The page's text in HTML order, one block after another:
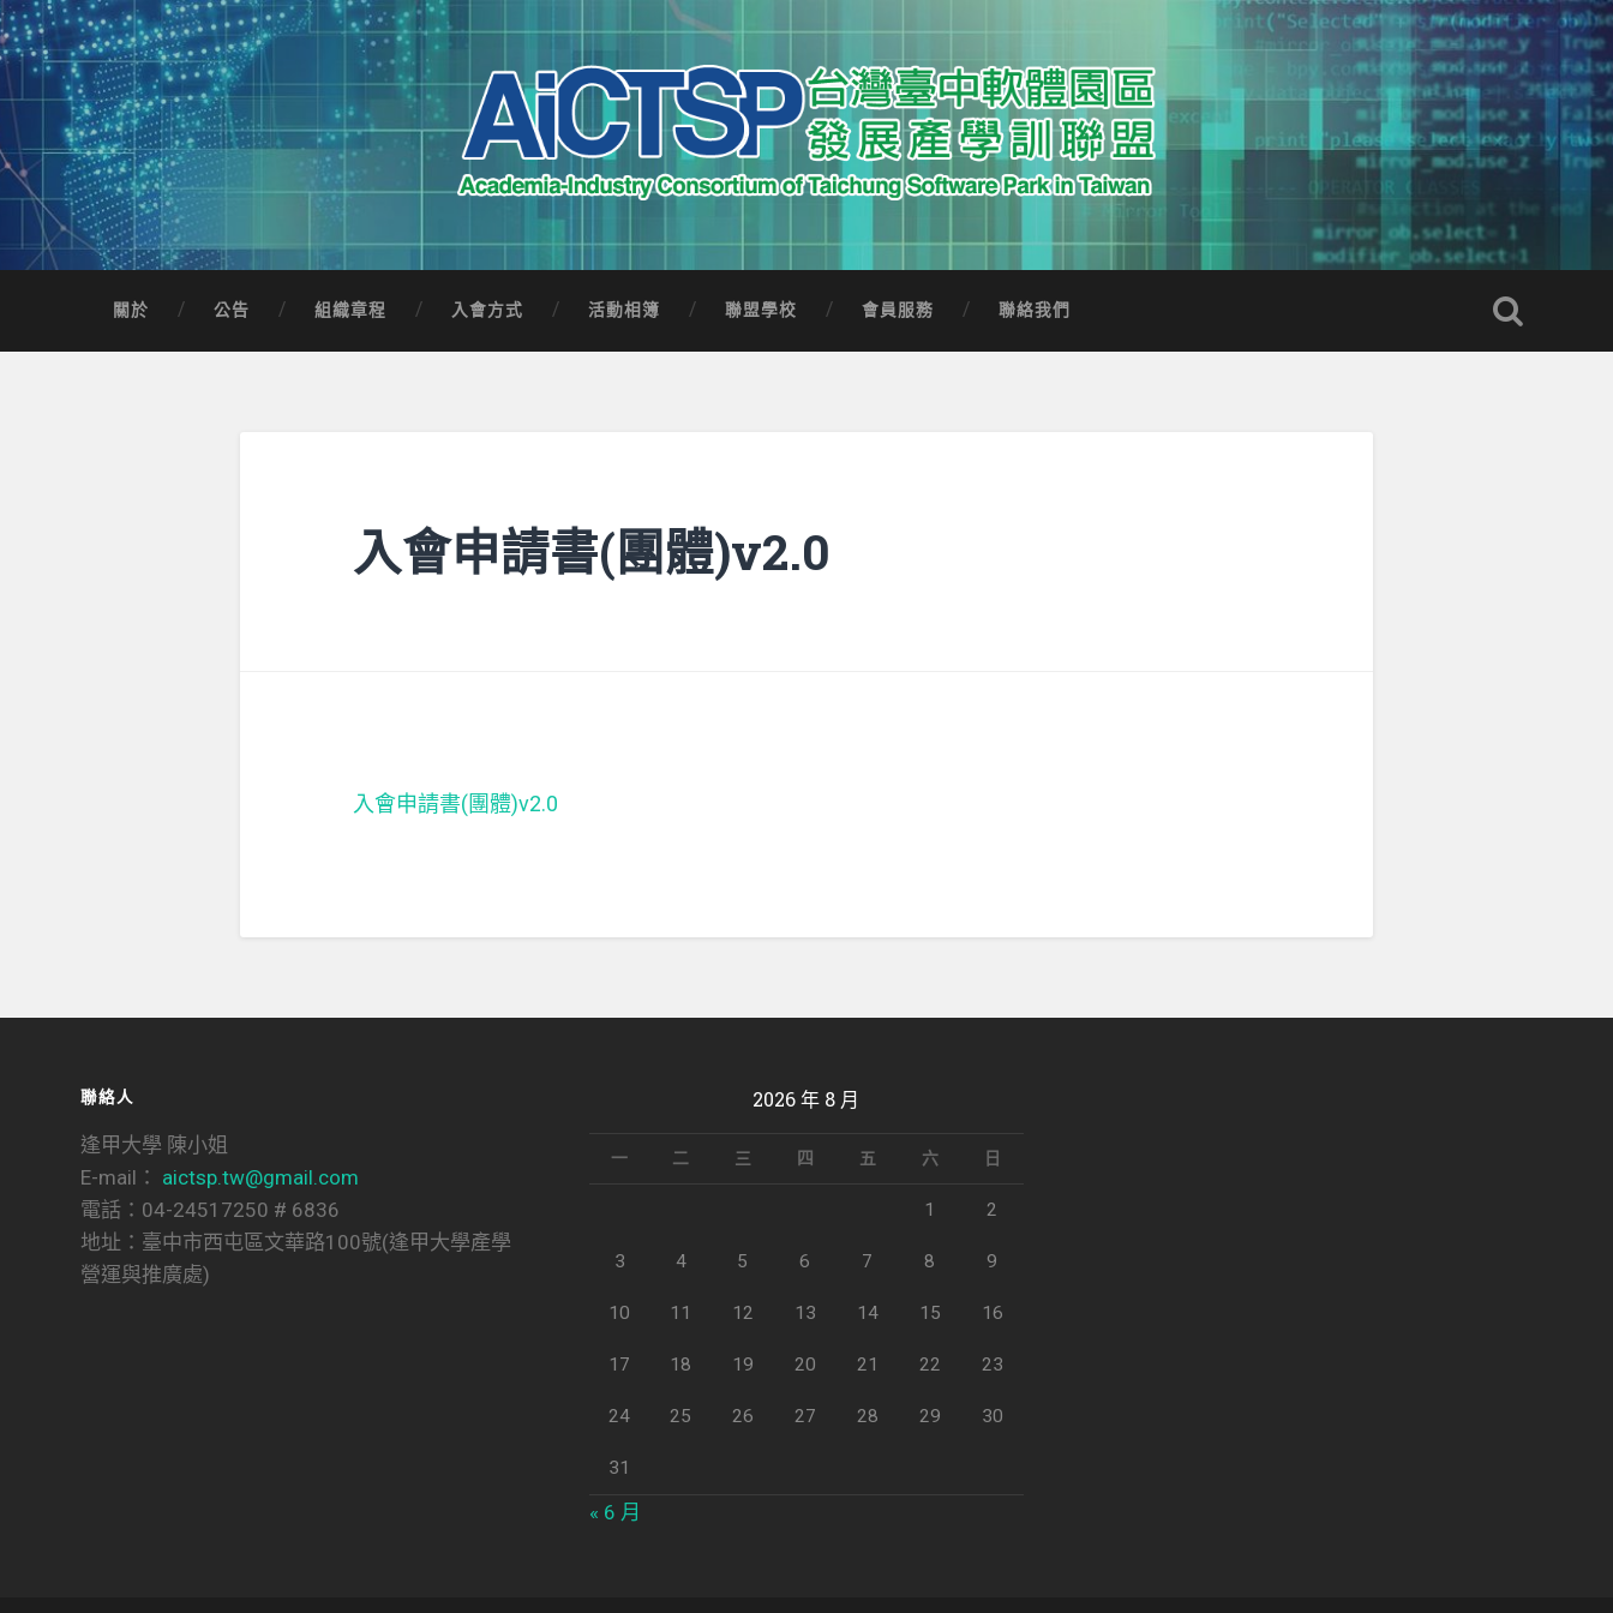
Skip
to
content
Search
AICTSP 台灣臺中軟體園區發展產學訓聯盟
Academia-Industry Consortium of Taichung Software Park in Taiwan
關於 公告 組織章程 入會方式 活動相簿 聯盟學校 會員服務 聯絡我們
入會申請書(團體)v2.0
入會申請書(團體)v2.0
聯絡人
逢甲大學 陳小姐
E-mail： aictsp.tw@gmail.com
電話：04-24517250 # 6836
地址：臺中市西屯區文華路100號(逢甲大學產學
營運與推廣處)
2026 年 8 月
一 二 三 四 五 六 日
1 2
3 4 5 6 7 8 9
10 11 12 13 14 15 16
17 18 19 20 21 22 23
24 25 26 27 28 29 30
31
« 6 月